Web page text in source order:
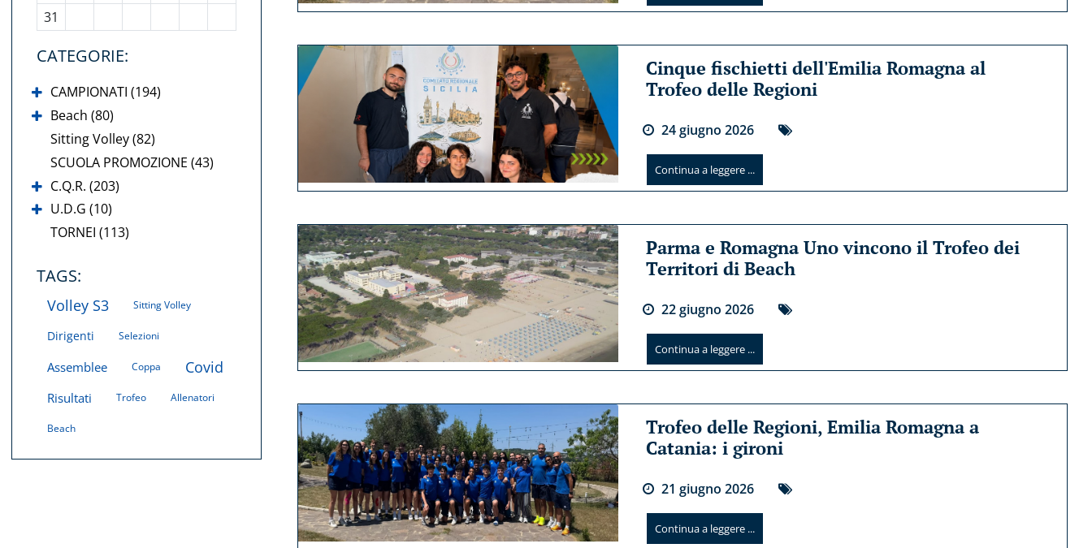
31
CATEGORIE:
CAMPIONATI (194)
Beach (80)
Sitting Volley (82)
SCUOLA PROMOZIONE (43)
C.Q.R. (203)
U.D.G (10)
TORNEI (113)
TAGS:
Volley S3 Sitting Volley
Dirigenti Selezioni
Assemblee Coppa Covid
Risultati Trofeo Allenatori
Beach
Cinque fischietti dell'Emilia Romagna al
Trofeo delle Regioni
24giugno 2026
Continua a leggere ...
Parma e Romagna Uno vincono il Trofeo dei
Territori di Beach
22giugno 2026
Continua a leggere ...
Trofeo delle Regioni, Emilia Romagna a
Catania: i gironi
21 giugno 2026
Continua a leggere ...